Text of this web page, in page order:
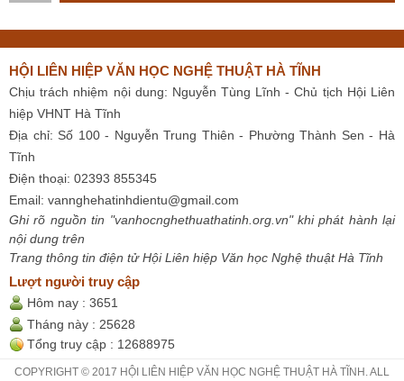
HỘI LIÊN HIỆP VĂN HỌC NGHỆ THUẬT HÀ TĨNH
Chịu trách nhiệm nội dung: Nguyễn Tùng Lĩnh - Chủ tịch Hội Liên
hiệp VHNT Hà Tĩnh
Địa chỉ: Số 100 - Nguyễn Trung Thiên - Phường Thành Sen - Hà
Tĩnh
Điện thoại: 02393 855345
Email: vannghehatinhdientu@gmail.com
Ghi rõ nguồn tin "vanhocnghethuathatinh.org.vn" khi phát hành lại
nội dung trên
Trang thông tin điện tử Hội Liên hiệp Văn học Nghệ thuật Hà Tĩnh
Lượt người truy cập
Hôm nay : 3651
Tháng này : 25628
Tổng truy cập : 12688975
COPYRIGHT © 2017 HỘI LIÊN HIỆP VĂN HỌC NGHỆ THUẬT HÀ TĨNH. ALL